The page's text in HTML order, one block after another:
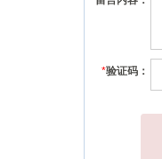
*验证码：